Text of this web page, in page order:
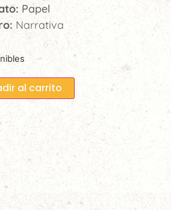
Papel
Narrativa
al carrito